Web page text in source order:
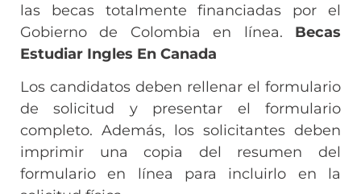
las becas totalmente financiadas por el
Gobierno de Colombia en línea. Becas
Estudiar Ingles En Canada
Los candidatos deben rellenar el formulario
de solicitud y presentar el formulario
completo. Además, los solicitantes deben
imprimir una copia del resumen del
formulario en línea para incluirlo en la